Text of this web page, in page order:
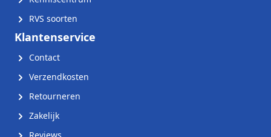
RVS soorten
Klantenservice
Contact
Verzendkosten
Retourneren
Zakelijk
Reviews